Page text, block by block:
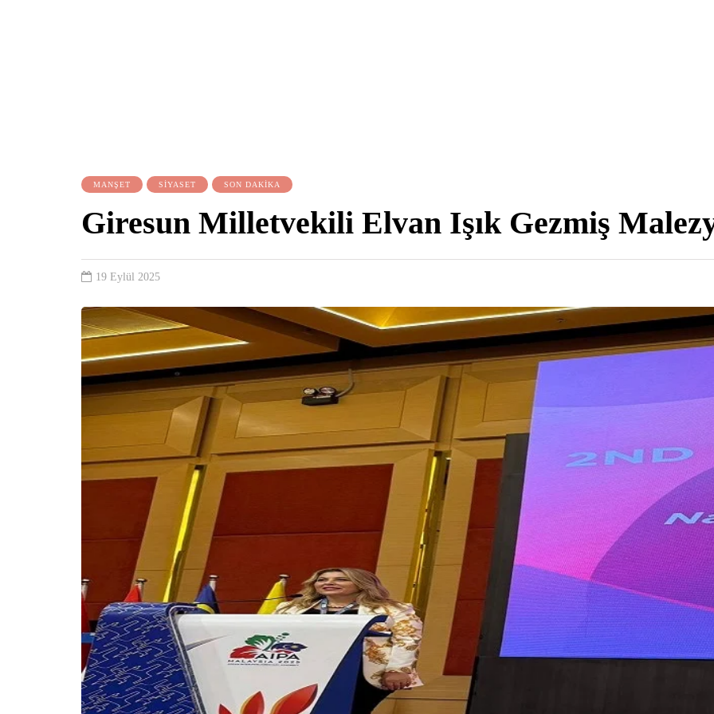
MANŞET SİYASET SON DAKİKA
Giresun Milletvekili Elvan Işık Gezmiş
19 Eylül 2025